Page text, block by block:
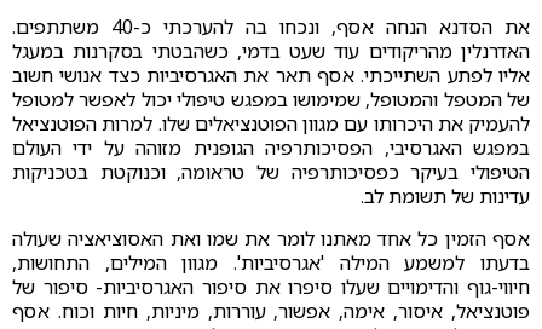
את הסדנא הנחה אסף, ונכחו בה להערכתי כ-40 משתתפים.
האדרנלין מהריקודים עוד שעט בדמי, כשהבטתי בסקרנות במעגל
אליו לפתע השתייכתי. אסף תאר את האגרסיביות כצד אנושי חשוב
של המטפל והמטופל, שמימושו במפגש טיפולי יכול לאפשר למטופל
להעמיק את היכרותו עם מגוון הפוטנציאלים שלו. למרות הפוטנציאל
במפגש האגרסיבי, הפסיכותרפיה הגופנית מזוהה על ידי העולם
הטיפולי בעיקר כפסיכותרפיה של טראומה, וכנוקטת בטכניקות
עדינות של תשומת לב.
אסף הזמין כל אחד מאתנו לומר את שמו ואת האסוציאציה שעולה
בדעתו למשמע המילה 'אגרסיביות'. מגוון המילים, התחושות,
חיווי-גוף והדימויים שעלו סיפרו את סיפור האגרסיביות- סיפור של
פוטנציאל, איסור, אימה, אפשור, עוררות, מיניות, חיות וכוח. אסף